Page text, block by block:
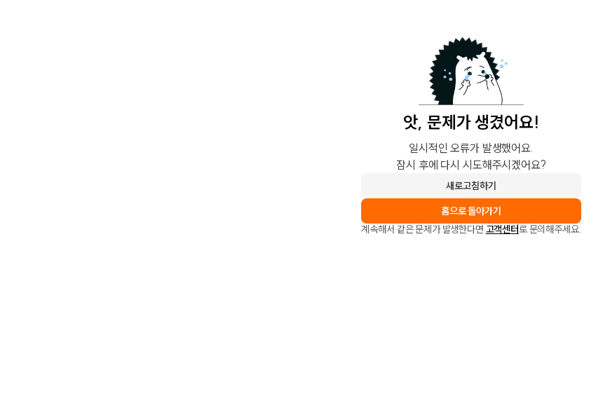
앗, 문제가 생겼어요!
일시적인 오류가 발생했어요.
잠시 후에 다시 시도해주시겠어요?
새로고침하기
홈으로 돌아가기
계속해서 같은 문제가 발생한다면 고객센터로 문의해주세요.